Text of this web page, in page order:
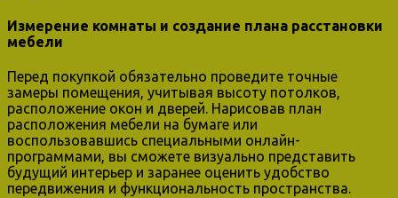
Измерение комнаты и создание плана расстановки
мебели
Перед покупкой обязательно проведите точные
замеры помещения, учитывая высоту потолков,
расположение окон и дверей. Нарисовав план
расположения мебели на бумаге или
воспользовавшись специальными онлайн-
программами, вы сможете визуально представить
будущий интерьер и заранее оценить удобство
передвижения и функциональность пространства.